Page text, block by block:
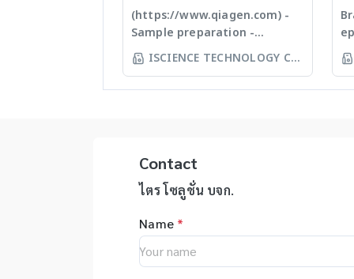
เค
และ
injection and post
modification of plastics; this
allows us to provide high
quality, stable and
reasonable price products to
แ
ป
ตั
ร่
(https://www.qiagen.com) -
Sample preparation -
Homogenizer, Tissue Ruptor,
Tissuelyser LT, TissueLyser II,
& DNA quantification - Liquid
handling robot (QIAgility),
Real time PCR (Rotor-GeneQ),
HYres kit - Human Identity
Assays (HID Assays) -
Investigator® IDplex GO Kit,
ISCIENCE TECHNOLOGY CO
LTD
Contact
ไตร โซลูชั่น บจก.
Name *